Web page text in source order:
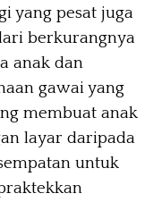
yang pesat juga
berkurangnya
anak dan
gawai yang
membuat anak
layar daripada
untuk